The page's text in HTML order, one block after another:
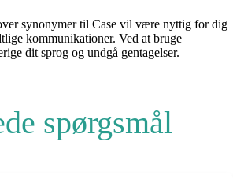
synonymer til Case vil være nyttig for dig
kommunikationer. Ved at bruge
dit sprog og undgå gentagelser.
spørgsmål